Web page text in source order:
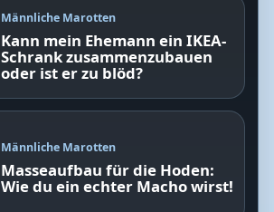
Männliche Marotten
Kann mein Ehemann ein IKEA-
Schrank zusammenzubauen
oder ist er zu blöd?
Männliche Marotten
Masseaufbau für die Hoden:
Wie du ein echter Macho wirst!